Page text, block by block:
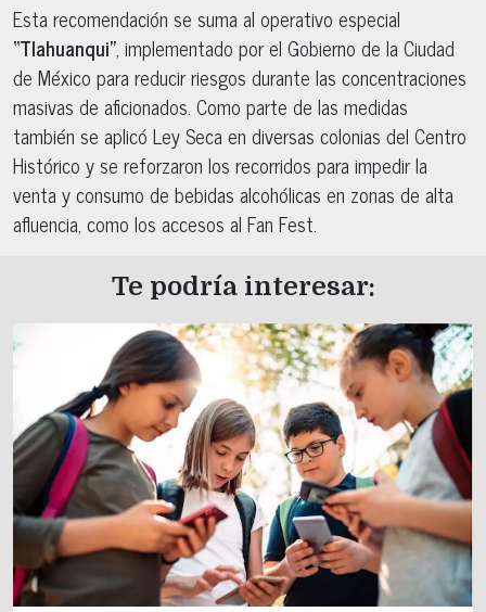
Esta recomendación se suma al operativo especial
“Tlahuanqui”, implementado por el Gobierno de la Ciudad
de México para reducir riesgos durante las concentraciones
masivas de aficionados. Como parte de las medidas
también se aplicó Ley Seca en diversas colonias del Centro
Histórico y se reforzaron los recorridos para impedir la
venta y consumo de bebidas alcohólicas en zonas de alta
afluencia, como los accesos al Fan Fest.
Te podría interesar: